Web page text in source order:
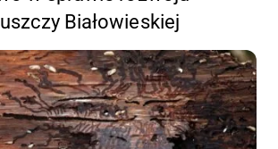
Białowieskiej